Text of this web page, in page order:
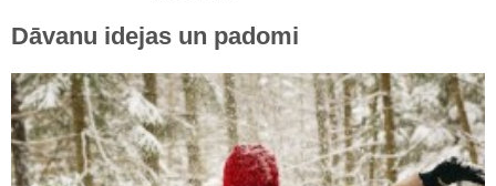
Dāvanu idejas un padomi